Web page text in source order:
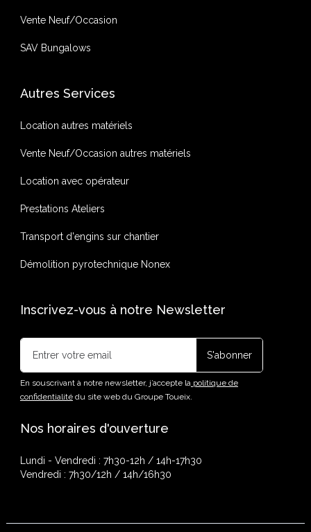
Vente Neuf/Occasion
SAV Bungalows
Autres Services
Location autres matériels
Vente Neuf/Occasion autres matériels
Location avec opérateur
Prestations Ateliers
Transport d'engins sur chantier
Démolition pyrotechnique Nonex
Inscrivez-vous à notre Newsletter
En souscrivant à notre newsletter, j’accepte lapolitique de
confidentialitédu site web du Groupe Toueix.
Nos horaires d'ouverture
Lundi - Vendredi : 7h30-12h / 14h-17h30
Vendredi : 7h30/12h / 14h/16h30